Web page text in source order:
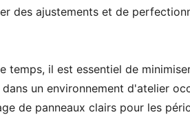
des ajustements et de
temps, il est essentiel de
un environnement d'atelier
de panneaux clairs pour les